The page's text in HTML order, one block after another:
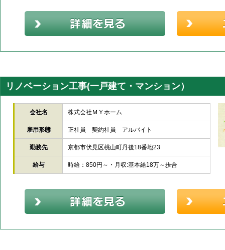
リノベーション工事(一戸建て・マンション）
会社名 株式会社ＭＹホーム
雇用形態 正社員 契約社員 アルバイト
勤務先 京都市伏見区桃山町丹後18番地23
給与 時給：850円～・月収:基本給18万～歩合